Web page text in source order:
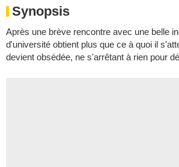
Synopsis
Après une brève rencontre avec une belle
d'université obtient plus que ce à quoi il
devient obsédée, ne s'arrêtant à rien pour